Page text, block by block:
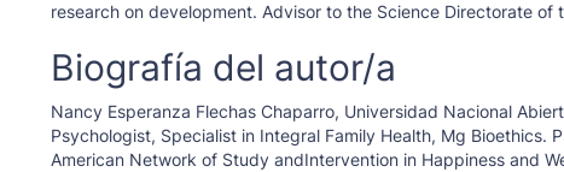
research on development. Advisor to the Science Directorate
Biografía del autor/a
Nancy Esperanza Flechas Chaparro, Universidad Nacional
Psychologist, Specialist in Integral Family Health, Mg Bioethics.
American Network of Study andIntervention in Happiness and